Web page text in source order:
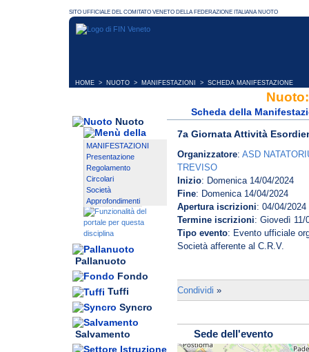
HOME > NUOTO > MANIFESTAZIONI > SCHEDA MANIFESTAZIONE
Nuoto
MANIFESTAZIONI
Presentazione
Regolamento
Circolari
Società
Approfondimenti
Pallanuoto
Fondo
Tuffi
Syncro
Salvamento
Scheda della
7a Giornata Attività
Organizzatore: ASD
TREVISO
Inizio: Domenica 14/04/2024
Fine: Domenica 14/04/2024
Apertura iscrizioni: 04/04/2024
Termine iscrizioni: Giovedì 11/
Tipo evento: Evento ufficiale
Società afferente al C.R.V.
Condividi »
Sede dell'evento